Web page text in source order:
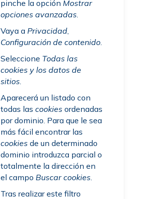
pinche la opciónMostrar
opciones avanzadas.
Vaya aPrivacidad,
Configuración de contenido.
Seleccione Todas las
cookies y los datos de
sitios.
Aparecerá un listado con
todas lascookies ordenadas
por dominio. Para que le sea
más fácil encontrar las
cookies de un determinado
dominio introduzca parcial o
totalmente la dirección en
el campoBuscar cookies.
Tras realizar este filtro